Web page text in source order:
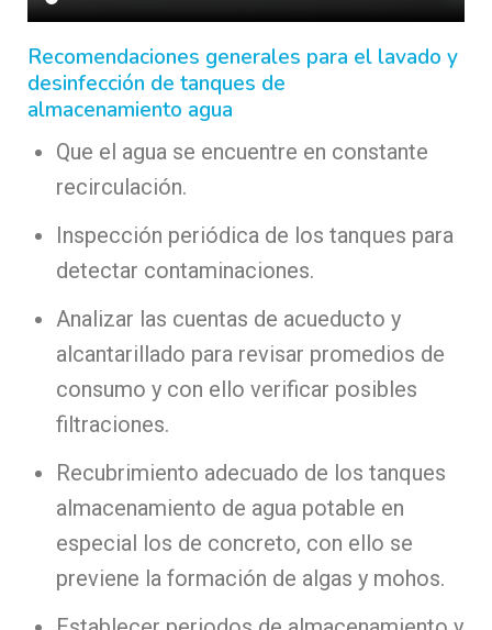
Recomendaciones generales para el lavado y
desinfección de tanques de
almacenamiento agua
Que el agua se encuentre en constante
recirculación.
Inspección periódica de los tanques para
detectar contaminaciones.
Analizar las cuentas de acueducto y
alcantarillado para revisar promedios de
consumo y con ello verificar posibles
filtraciones.
Recubrimiento adecuado de los tanques
almacenamiento de agua potable en
especial los de concreto, con ello se
previene la formación de algas y mohos.